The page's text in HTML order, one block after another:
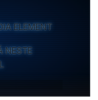
ELEMENT
NESTE